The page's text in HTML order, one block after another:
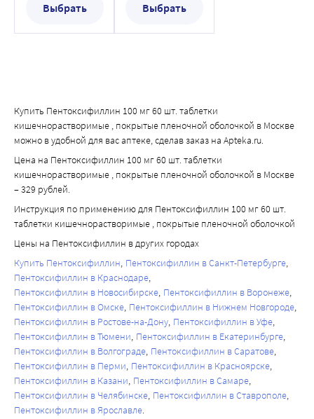
оболочкой
Выбрать
оболочкой
Выбрать
Купить Пентоксифиллин 100 мг 60 шт. таблетки
кишечнорастворимые , покрытые пленочной оболочкой в Москве
можно в удобной для вас аптеке, сделав заказ на Apteka.ru.
Цена на Пентоксифиллин 100 мг 60 шт. таблетки
кишечнорастворимые , покрытые пленочной оболочкой в Москве
– 329 рублей.
Инструкция по применению для Пентоксифиллин 100 мг 60 шт.
таблетки кишечнорастворимые , покрытые пленочной оболочкой
Цены на Пентоксифиллин в других городах
Купить Пентоксифиллин Пентоксифиллин в Санкт-Петербурге
Пентоксифиллин в Краснодаре
Пентоксифиллин в Новосибирске Пентоксифиллин в Воронеже
Пентоксифиллин в Омске Пентоксифиллин в Нижнем Новгороде
Пентоксифиллин в Ростове-на-Дону Пентоксифиллин в Уфе
Пентоксифиллин в Тюмени Пентоксифиллин в Екатеринбурге
Пентоксифиллин в Волгограде Пентоксифиллин в Саратове
Пентоксифиллин в Перми Пентоксифиллин в Красноярске
Пентоксифиллин в Казани Пентоксифиллин в Самаре
Пентоксифиллин в Челябинске Пентоксифиллин в Ставрополе
Пентоксифиллин в Ярославле